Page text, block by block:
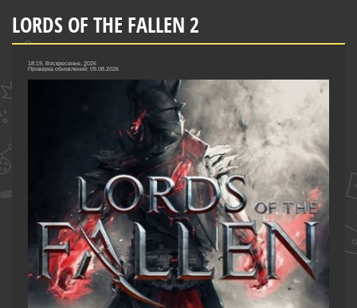
LORDS OF THE FALLEN 2
18:19, Воскресенье, 2026
Проверка обновлений: 09.08.2026